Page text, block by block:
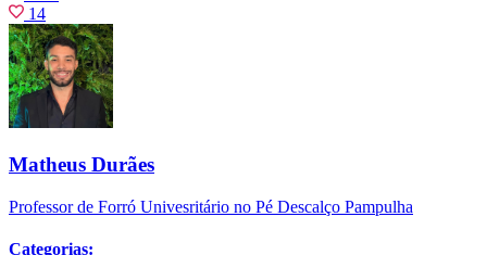
14
Matheus Durães
Professor de Forró Univesritário no Pé Descalço Pampulha
Categorias: